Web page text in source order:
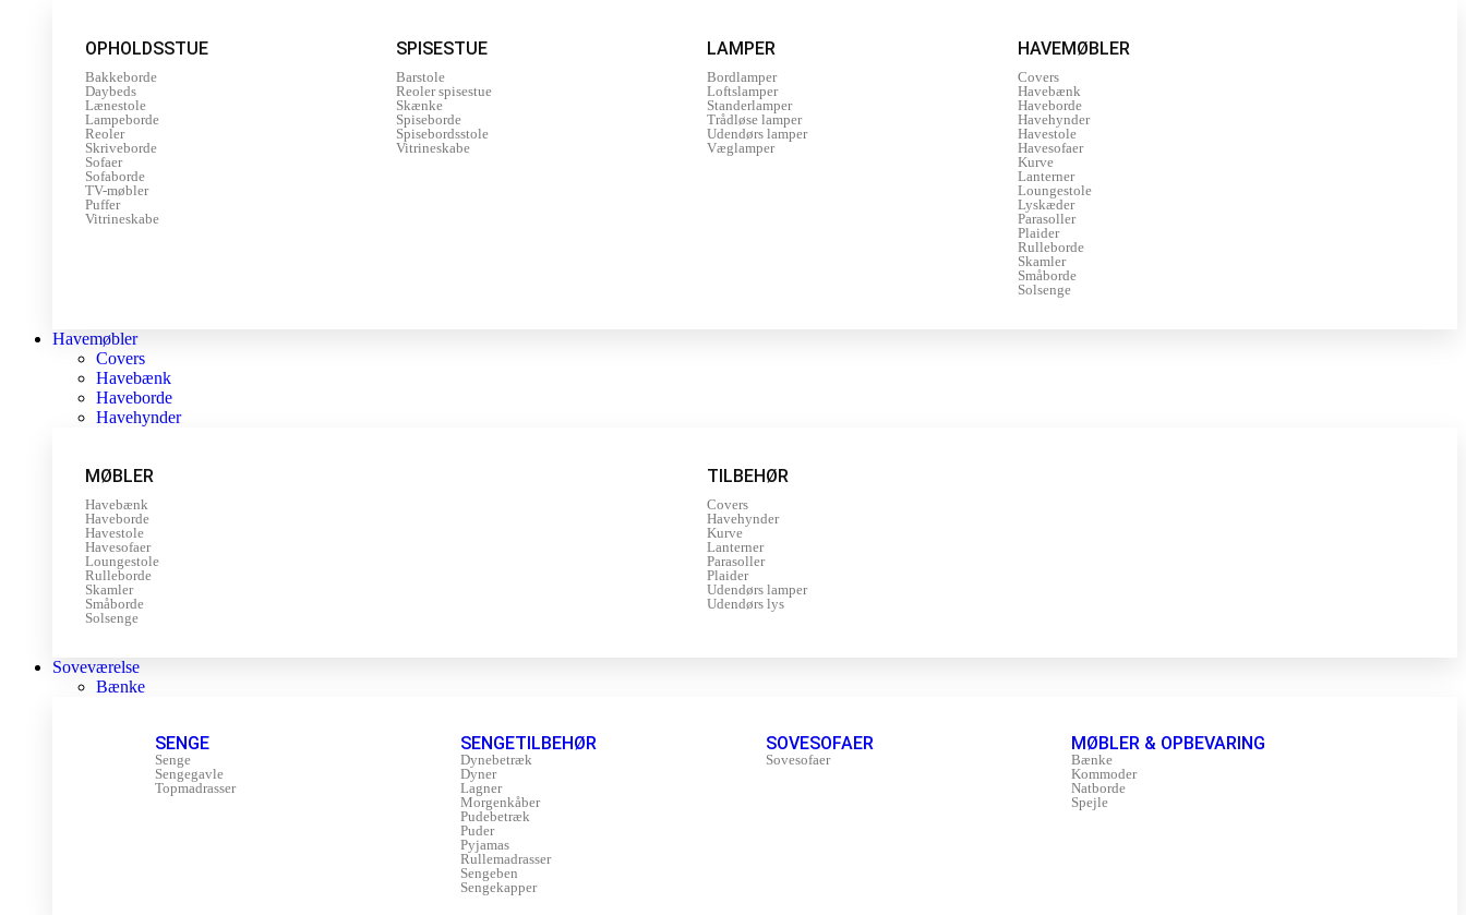
OPHOLDSSTUE
Bakkeborde
Daybeds
Lænestole
Lampeborde
Reoler
Skriveborde
Sofaer
Sofaborde
TV-møbler
Puffer
Vitrineskabe
SPISESTUE
Barstole
Reoler spisestue
Skænke
Spiseborde
Spisebordsstole
Vitrineskabe
LAMPER
Bordlamper
Loftslamper
Standerlamper
Trådløse lamper
Udendørs lamper
Væglamper
HAVEMØBLER
Covers
Havebænk
Haveborde
Havehynder
Havestole
Havesofaer
Kurve
Lanterner
Loungestole
Lyskæder
Parasoller
Plaider
Rulleborde
Skamler
Småborde
Solsenge
Havemøbler
Covers
Havebænk
Haveborde
Havehynder
MØBLER
Havebænk
Haveborde
Havestole
Havesofaer
Loungestole
Rulleborde
Skamler
Småborde
Solsenge
TILBEHØR
Covers
Havehynder
Kurve
Lanterner
Parasoller
Plaider
Udendørs lamper
Udendørs lys
Soveværelse
Bænke
SENGE
Senge
Sengegavle
Topmadrasser
SENGETILBEHØR
Dynebetræk
Dyner
Lagner
Morgenkåber
Pudebetræk
Puder
Pyjamas
Rullemadrasser
Sengeben
Sengekapper
SOVESOFAER
Sovesofaer
MØBLER & OPBEVARING
Bænke
Kommoder
Natborde
Spejle